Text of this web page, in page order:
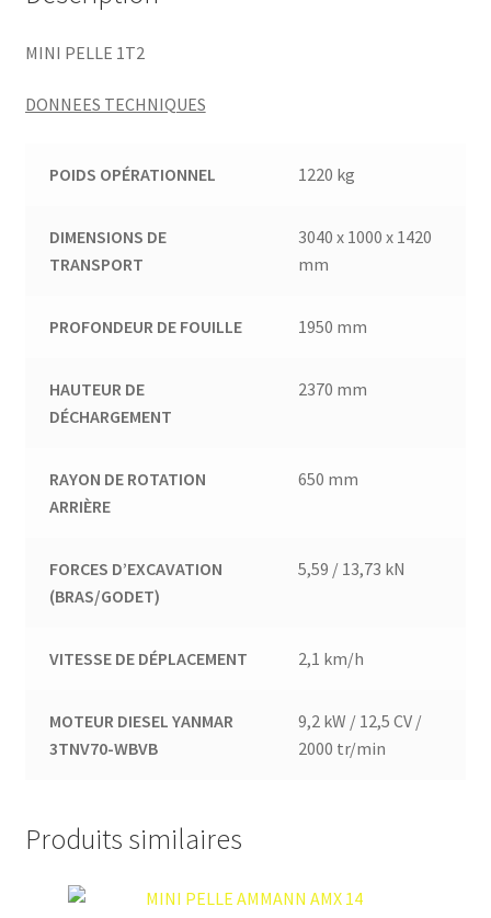
MINI PELLE 1T2
DONNEES TECHNIQUES
POIDS OPÉRATIONNEL 1220 kg
DIMENSIONS DE
TRANSPORT
3040 x 1000 x 1420
mm
PROFONDEUR DE FOUILLE 1950 mm
HAUTEUR DE
DÉCHARGEMENT
2370 mm
RAYON DE ROTATION
ARRIÈRE
650 mm
FORCES D’EXCAVATION
(BRAS/GODET)
5,59 / 13,73 kN
VITESSE DE DÉPLACEMENT 2,1 km/h
MOTEUR DIESEL YANMAR
3TNV70-WBVB
9,2 kW / 12,5 CV /
2000 tr/min
Produits similaires